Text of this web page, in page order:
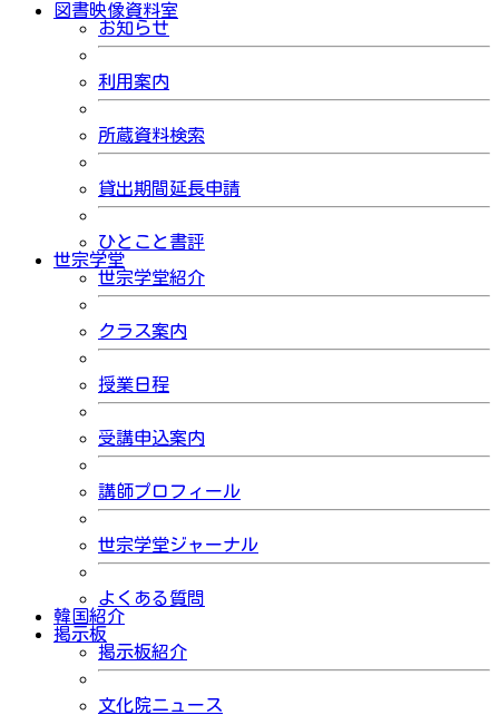
図書映像資料室
お知らせ
利用案内
所蔵資料検索
貸出期間延長申請
ひとこと書評
世宗学堂
世宗学堂紹介
クラス案内
授業日程
受講申込案内
講師プロフィール
世宗学堂ジャーナル
よくある質問
韓国紹介
掲示板
掲示板紹介
文化院ニュース